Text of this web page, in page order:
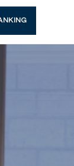
EN
FR